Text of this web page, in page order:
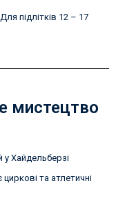
підлітків 12 – 17
мистецтво
Хайдельберзі
та атлетичні